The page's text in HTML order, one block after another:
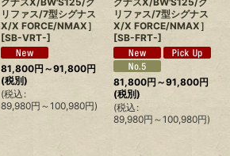
リファス/7型シグナス
X/X FORCE/NMAX］
[SB-VRT-]
81,800円 ～91,800円
(税別)
(税込 :
89,980円 ～100,980円)
リファス/7型シグナス
X/X FORCE/NMAX］
[SB-FRT-]
81,800円 ～91,800円
(税別)
(税込 :
89,980円 ～100,980円)